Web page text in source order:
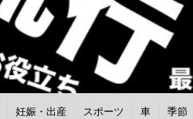
妊娠・出産 スポーツ 車 季節